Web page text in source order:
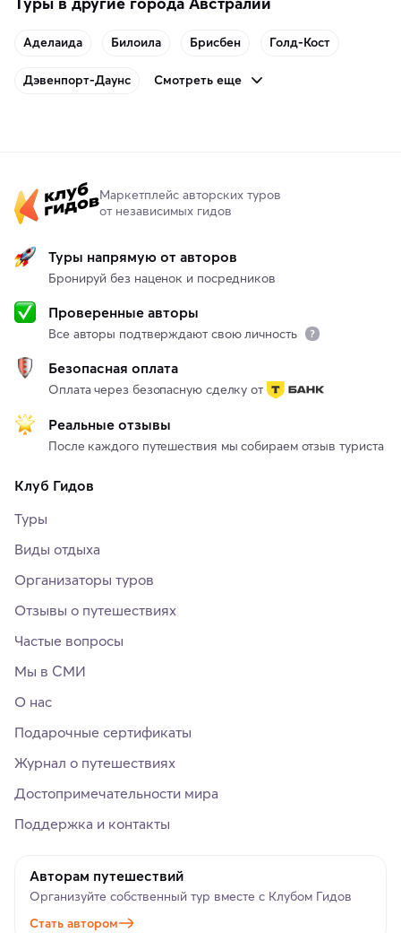
Аделаида Билоила Брисбен Голд-Кост
Дэвенпорт-Даунс Смотреть еще
Маркетплейс авторских туров
от независимых гидов
Туры напрямую от авторов
Бронируй без наценок и посредников
Проверенные авторы
Все авторы подтверждают свою личность
Безопасная оплата
Оплата через безопасную сделку от
Реальные отзывы
После каждого путешествия мы собираем отзыв туриста
Клуб Гидов
Туры
Виды отдыха
Организаторы туров
Отзывы о путешествиях
Частые вопросы
Мы в СМИ
О нас
Подарочные сертификаты
Журнал о путешествиях
Достопримечательности мира
Поддержка и контакты
Авторам путешествий
Организуйте собственный тур вместе с Клубом Гидов
Стать автором